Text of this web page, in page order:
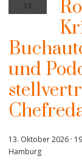
13
und
13. Oktober 2026 ·
Hamburg